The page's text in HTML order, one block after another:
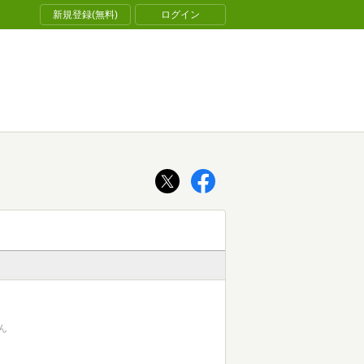
新規登録(無料) ログイン